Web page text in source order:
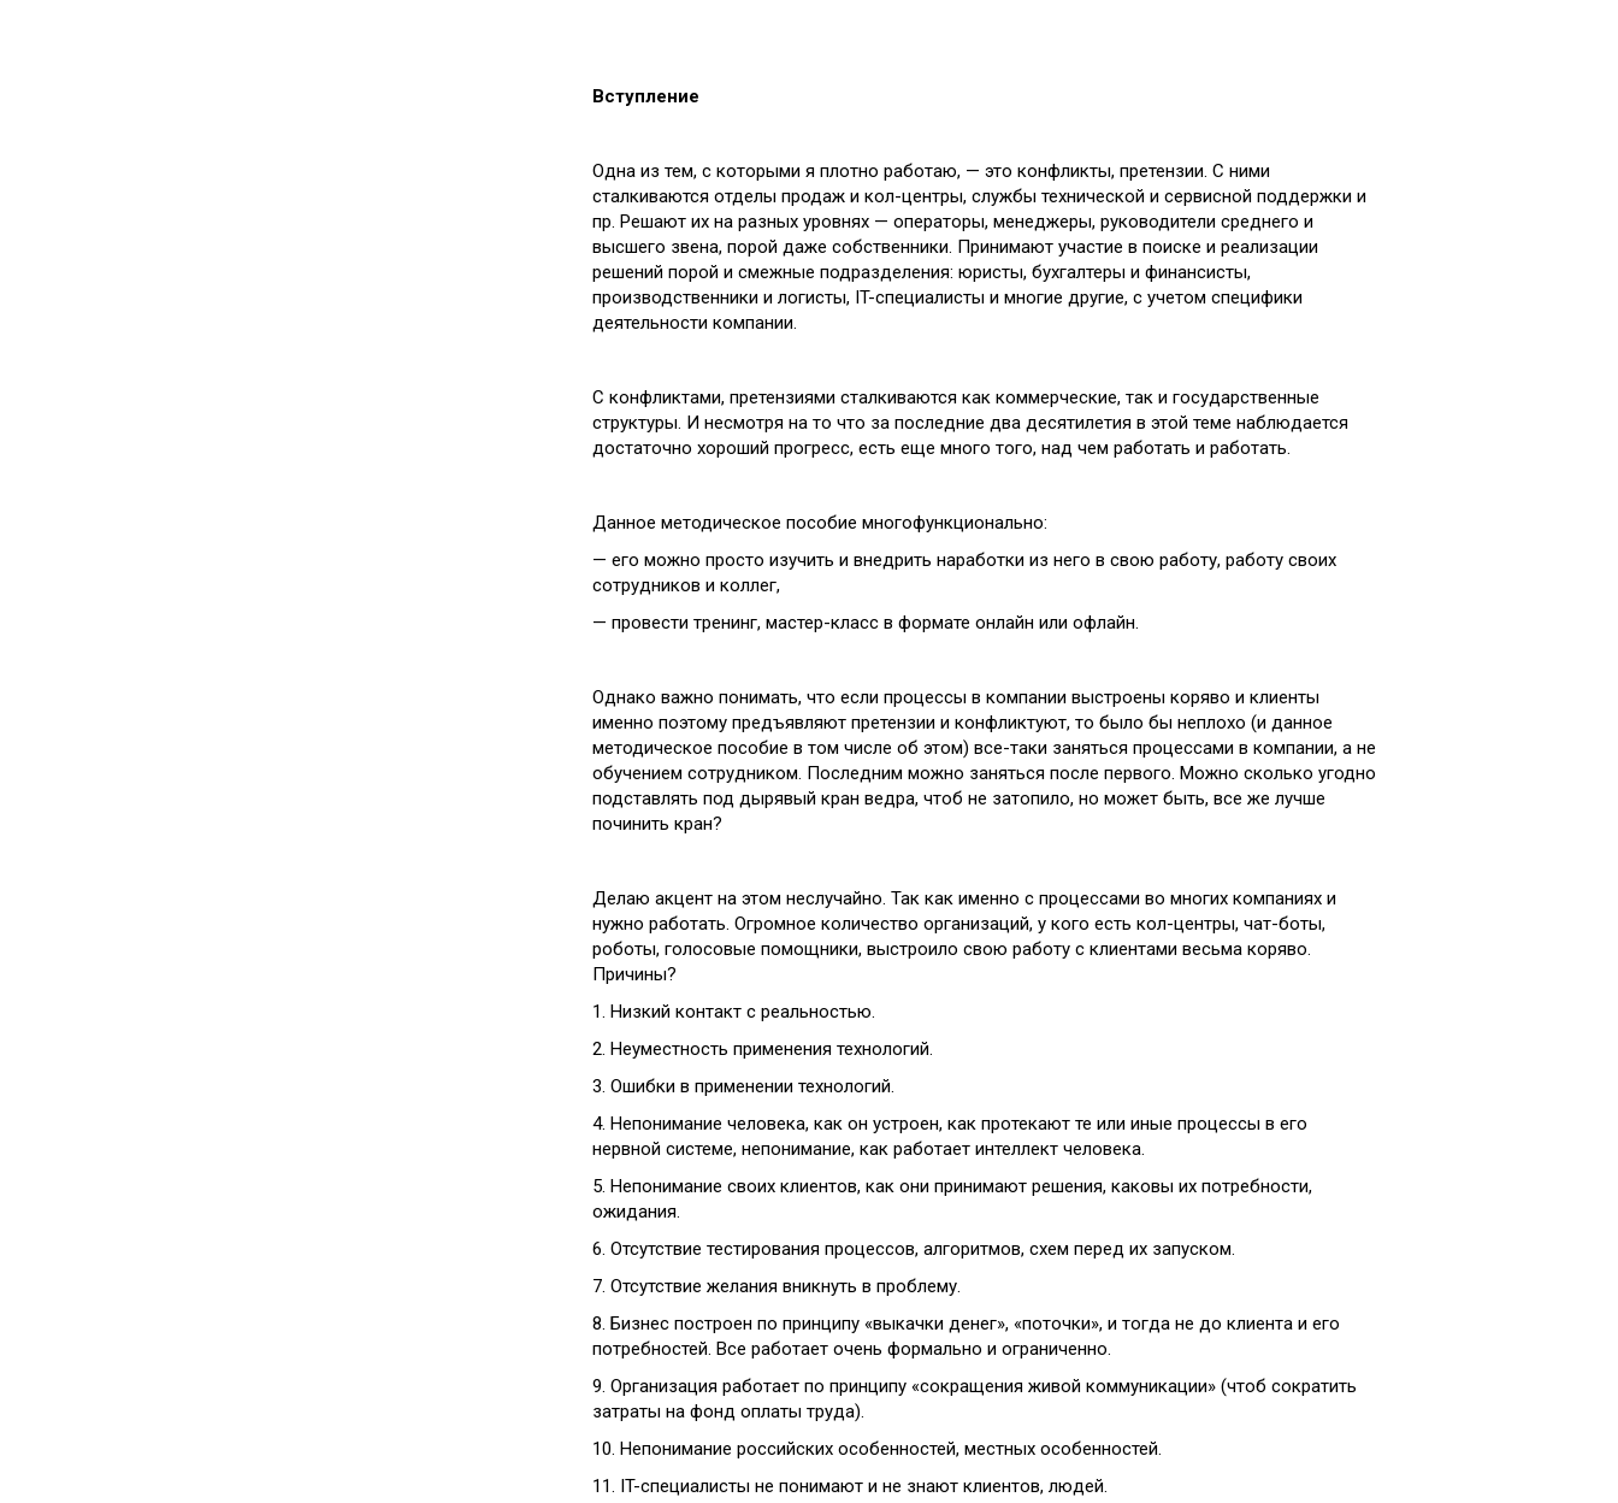
Вступление
Одна из тем, с которыми я плотно работаю, — это конфликты, претензии. С ними
сталкиваются отделы продаж и кол-центры, службы технической и сервисной поддержки и
пр. Решают их на разных уровнях — операторы, менеджеры, руководители среднего и
высшего звена, порой даже собственники. Принимают участие в поиске и реализации
решений порой и смежные подразделения: юристы, бухгалтеры и финансисты,
производственники и логисты, IT-специалисты и многие другие, с учетом специфики
деятельности компании.
С конфликтами, претензиями сталкиваются как коммерческие, так и государственные
структуры. И несмотря на то что за последние два десятилетия в этой теме наблюдается
достаточно хороший прогресс, есть еще много того, над чем работать и работать.
Данное методическое пособие многофункционально:
— его можно просто изучить и внедрить наработки из него в свою работу, работу своих
сотрудников и коллег,
— провести тренинг, мастер-класс в формате онлайн или офлайн.
Однако важно понимать, что если процессы в компании выстроены коряво и клиенты
именно поэтому предъявляют претензии и конфликтуют, то было бы неплохо (и данное
методическое пособие в том числе об этом) все-таки заняться процессами в компании, а не
обучением сотрудником. Последним можно заняться после первого. Можно сколько угодно
подставлять под дырявый кран ведра, чтоб не затопило, но может быть, все же лучше
починить кран?
Делаю акцент на этом неслучайно. Так как именно с процессами во многих компаниях и
нужно работать. Огромное количество организаций, у кого есть кол-центры, чат-боты,
роботы, голосовые помощники, выстроило свою работу с клиентами весьма коряво.
Причины?
1. Низкий контакт с реальностью.
2. Неуместность применения технологий.
3. Ошибки в применении технологий.
4. Непонимание человека, как он устроен, как протекают те или иные процессы в его
нервной системе, непонимание, как работает интеллект человека.
5. Непонимание своих клиентов, как они принимают решения, каковы их потребности,
ожидания.
6. Отсутствие тестирования процессов, алгоритмов, схем перед их запуском.
7. Отсутствие желания вникнуть в проблему.
8. Бизнес построен по принципу «выкачки денег», «поточки», и тогда не до клиента и его
потребностей. Все работает очень формально и ограниченно.
9. Организация работает по принципу «сокращения живой коммуникации» (чтоб сократить
затраты на фонд оплаты труда).
10. Непонимание российских особенностей, местных особенностей.
11. IT-специалисты не понимают и не знают клиентов, людей.